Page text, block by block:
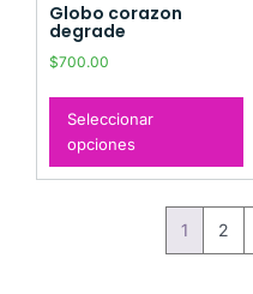
Globo corazon
degrade
$700.00
Seleccionar
opciones
1 2